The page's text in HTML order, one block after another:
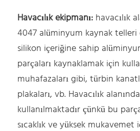
Havacılık ekipmanı: havacılık
4047 alüminyum kaynak telleri
silikon içeriğine sahip
parçaları kaynaklamak için
muhafazaları gibi, türbin
plakaları, vb. Havacılık
kullanılmaktadır çünkü bu
sıcaklık ve yüksek mukavemet